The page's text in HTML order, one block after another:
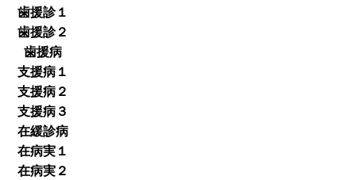
歯援診１
歯援診２
歯援病
支援病１
支援病２
支援病３
在緩診病
在病実１
在病実２